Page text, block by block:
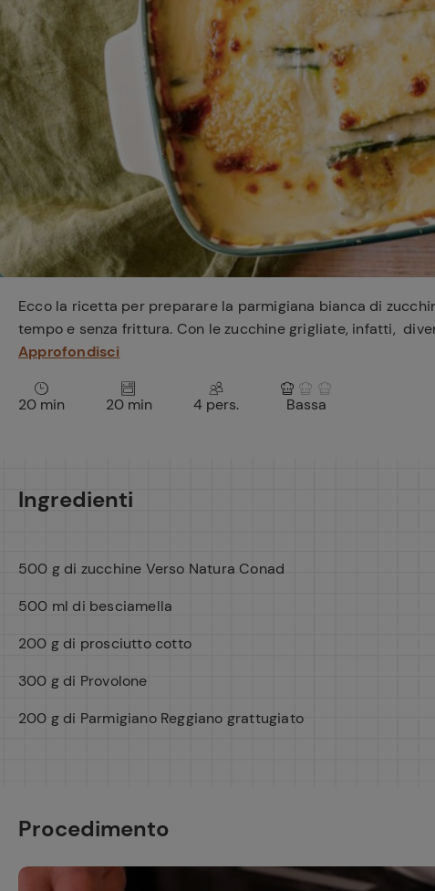
Cavolo romanesco al
forno con ‘nduja
Bisque di gamberi:
l'ideale per insaporire
i tuoi piatti di pesce!
Ecco la ricetta per preparare la parmigiana bianca di
tempo e senza frittura. Con le zucchine grigliate, infatti,
Approfondisci
20 min 20 min 4 pers. Bassa
Ingredienti
500 g di zucchine Verso Natura Conad
500 ml di besciamella
200 g di prosciutto cotto
300 g di Provolone
200 g di Parmigiano Reggiano grattugiato
Procedimento